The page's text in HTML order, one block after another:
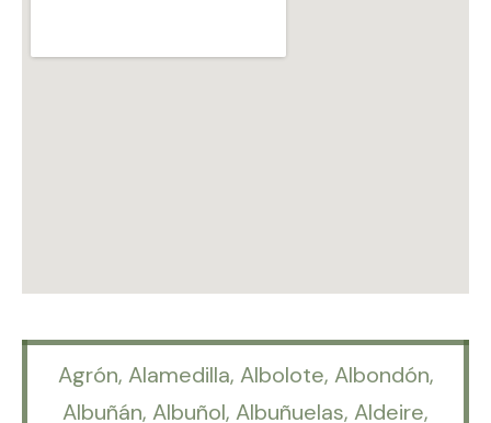
Agrón, Alamedilla, Albolote, Albondón,
Albuñán, Albuñol, Albuñuelas, Aldeire,